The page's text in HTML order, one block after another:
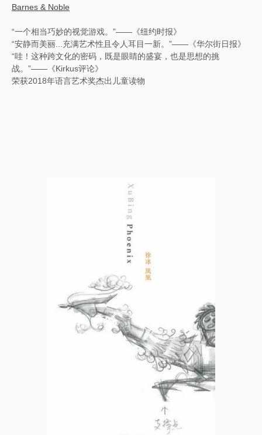
Barnes & Noble
“一个相当巧妙的视觉游戏。”——《纽约时报》
“安静而美丽...充满艺术性且令人耳目一新。”——《华尔街日报》
“哇！这种跨文化的密码，既是眼睛的盛宴，也是思想的挑
战。”——《Kirkus评论》
荣获2018年语言艺术奖杰出儿童读物